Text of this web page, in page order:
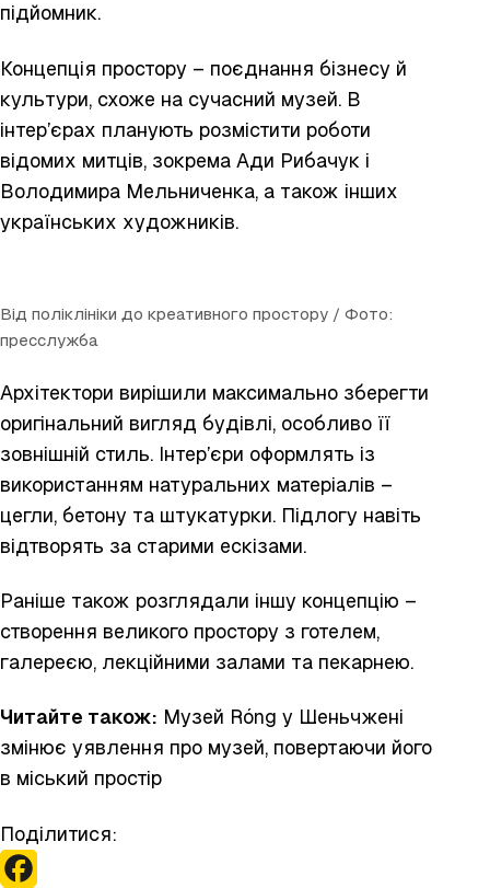
підйомник.
Концепція простору – поєднання бізнесу й
культури, схоже на сучасний музей. В
інтер’єрах планують розмістити роботи
відомих митців, зокрема Ади Рибачук і
Володимира Мельниченка, а також інших
українських художників.
Від поліклініки до креативного простору / Фото:
пресслужба
Архітектори вирішили максимально зберегти
оригінальний вигляд будівлі, особливо її
зовнішній стиль. Інтер’єри оформлять із
використанням натуральних матеріалів –
цегли, бетону та штукатурки. Підлогу навіть
відтворять за старими ескізами.
Раніше також розглядали іншу концепцію –
створення великого простору з готелем,
галереєю, лекційними залами та пекарнею.
Читайте також: Музей Róng у Шеньчжені
змінює уявлення про музей, повертаючи його
в міський простір
Поділитися: